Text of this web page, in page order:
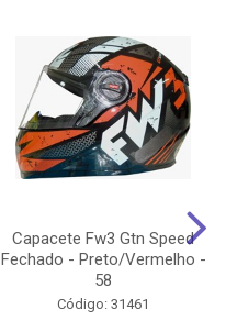
Capacete Fw3 Gtn Speed
Fechado - Preto/Vermelho -
58
Código: 31461